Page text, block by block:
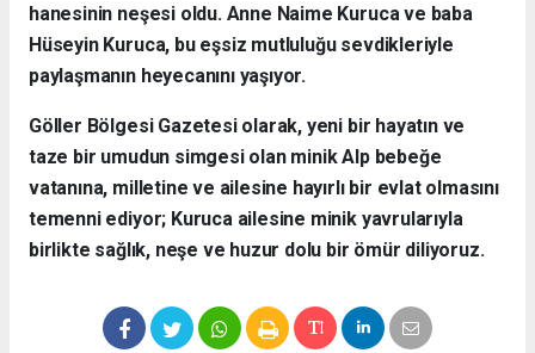
hanesinin neşesi oldu. Anne Naime Kuruca ve baba
Hüseyin Kuruca, bu eşsiz mutluluğu sevdikleriyle
paylaşmanın heyecanını yaşıyor.
​Göller Bölgesi Gazetesi olarak, yeni bir hayatın ve
taze bir umudun simgesi olan minik Alp bebeğe
vatanına, milletine ve ailesine hayırlı bir evlat olmasını
temenni ediyor; Kuruca ailesine minik yavrularıyla
birlikte sağlık, neşe ve huzur dolu bir ömür diliyoruz.